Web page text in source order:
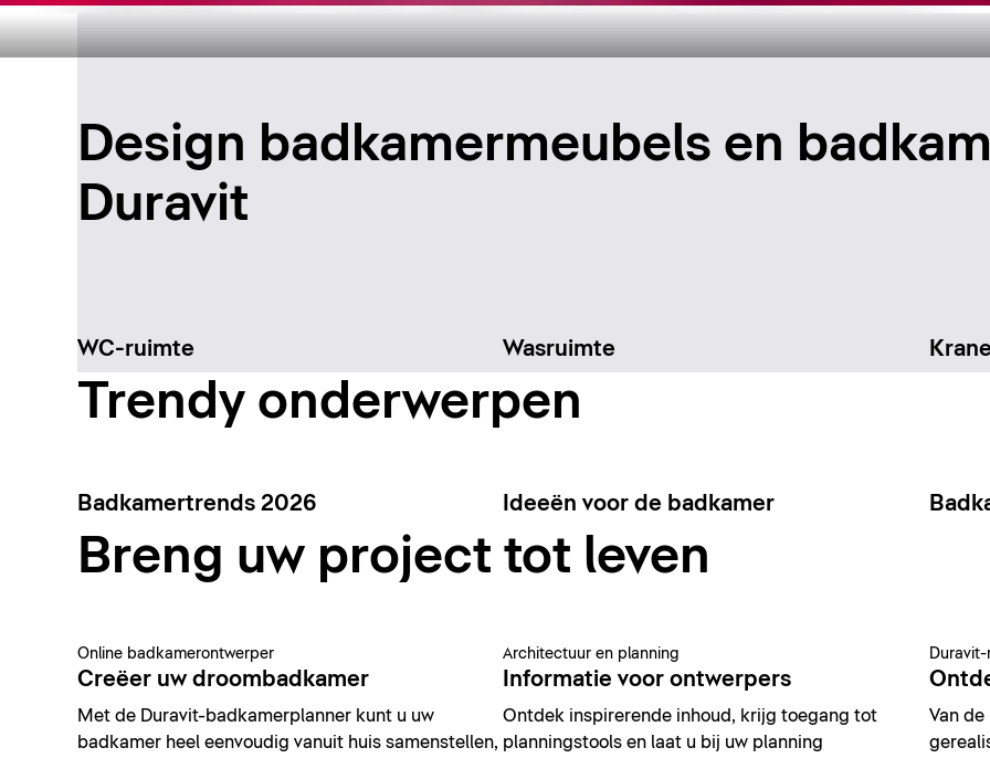
Tijdloos badkamerontwerp
Design badkamermeubels en
Duravit
WC-ruimte Wasruimte
Trendy onderwerpen
Badkamertrends 2026 Ideeën voor de badkamer
Breng uw project tot leven
Online badkamerontwerper
Creëer uw droombadkamer
Met de Duravit-badkamerplanner kunt u uw
badkamer heel eenvoudig vanuit huis samenstellen,
Architectuur en planning
Informatie voor ontwerpers
Ontdek inspirerende inhoud, krijg toegang tot
planningstools en laat u bij uw planning
Van